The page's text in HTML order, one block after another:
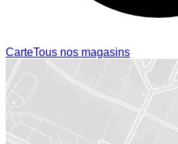
CarteTous nos magasins